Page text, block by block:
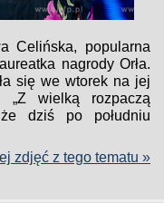
Celińska, popularna
nagrody Orła.
się we wtorek na jej
„Z wielką rozpaczą
dziś po południu
zdjęć z tego tematu »